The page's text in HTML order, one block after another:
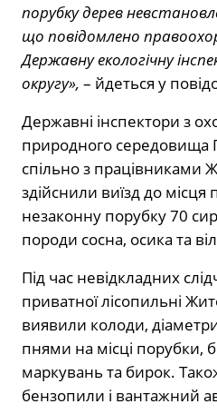
порубку дерев
що повідомлено
Державну екологічну
округу», – йдеться у
Державні інспектори з
природного середовища
спільно з працівниками
здійснили виїзд до
незаконну порубку 70
породи сосна, осика та
Під час невідкладних
приватної лісопильні
виявили колоди,
пнями на місці порубки,
маркувань та бирок.
бензопили і вантажний